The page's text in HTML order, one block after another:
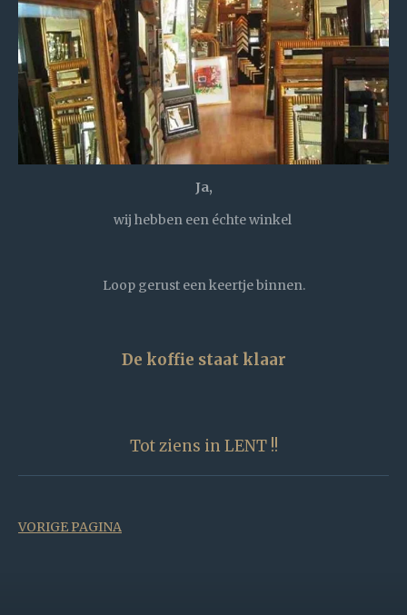
Ja,
wij hebben een échte winkel
Loop gerust een keertje binnen.
De koffie staat klaar
Tot ziens in LENT !!
VORIGE PAGINA